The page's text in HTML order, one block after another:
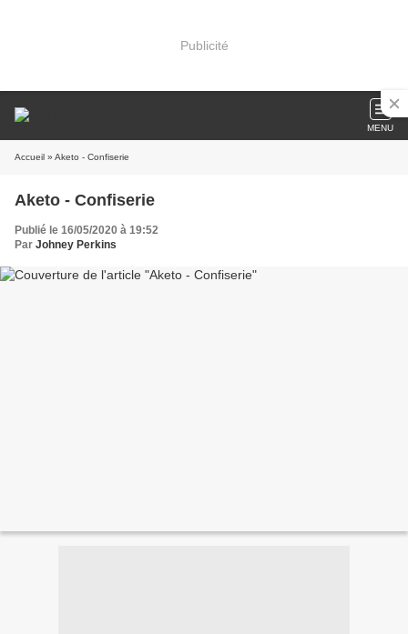
Publicité
MENU
Accueil » Aketo - Confiserie
Aketo - Confiserie
Publié le 16/05/2020 à 19:52
Par Johney Perkins